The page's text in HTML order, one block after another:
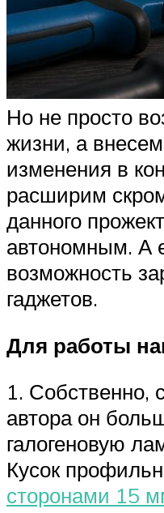
Но не просто
жизни, а
изменения в
расширим
данного
автономным. А
возможность
гаджетов.
Для работы
1. Собственно,
автора он
галогеновую
Кусок
сторонами 15